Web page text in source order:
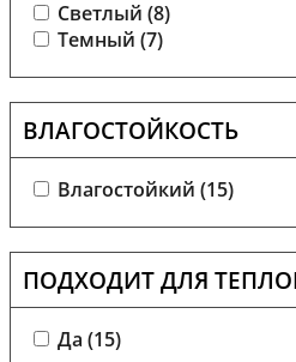
Светлый (8)
Темный (7)
ВЛАГОСТОЙКОСТЬ
Влагостойкий (15)
ПОДХОДИТ ДЛЯ
Да (15)